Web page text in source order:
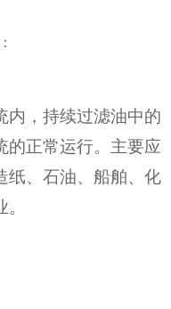
内，持续过滤油中的
的正常运行。主要应
纸、石油、船舶、化